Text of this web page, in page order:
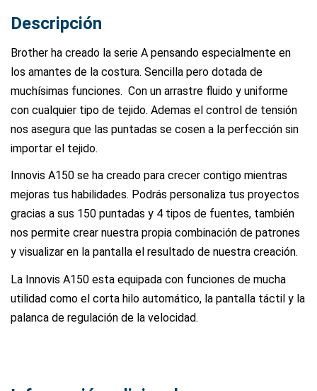
Descripción
Brother ha creado la serie A pensando especialmente en
los amantes de la costura. Sencilla pero dotada de
muchísimas funciones. Con un arrastre fluido y uniforme
con cualquier tipo de tejido. Ademas el control de tensión
nos asegura que las puntadas se cosen a la perfección sin
importar el tejido.
Innovis A150 se ha creado para crecer contigo mientras
mejoras tus habilidades. Podrás personaliza tus proyectos
gracias a sus 150 puntadas y 4 tipos de fuentes, también
nos permite crear nuestra propia combinación de patrones
y visualizar en la pantalla el resultado de nuestra creación.
La Innovis A150 esta equipada con funciones de mucha
utilidad como el corta hilo automático, la pantalla táctil y la
palanca de regulación de la velocidad.